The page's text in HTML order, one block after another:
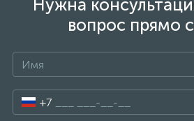
Нужна
вопрос прямо
+7